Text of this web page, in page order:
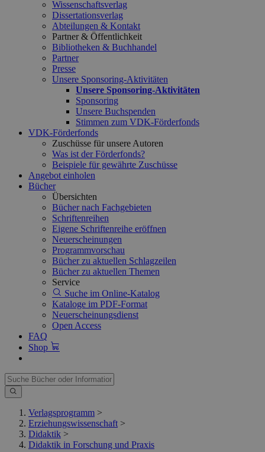
Wissenschaftsverlag
Dissertationsverlag
Abteilungen & Kontakt
Partner & Öffentlichkeit
Bibliotheken & Buchhandel
Partner
Presse
Unsere Sponsoring-Aktivitäten
Unsere Sponsoring-Aktivitäten
Sponsoring
Unsere Buchspenden
Stimmen zum VDK-Förderfonds
VDK-Förderfonds
Zuschüsse für unsere Autoren
Was ist der Förderfonds?
Beispiele für gewährte Zuschüsse
Angebot einholen
Bücher
Übersichten
Bücher nach Fachgebieten
Schriftenreihen
Eigene Schriftenreihe eröffnen
Neuerscheinungen
Programmvorschau
Bücher zu aktuellen Schlagzeilen
Bücher zu aktuellen Themen
Service
Suche im Online-Katalog
Kataloge im PDF-Format
Neuerscheinungsdienst
Open Access
FAQ
Shop
Verlagsprogramm >
Erziehungswissenschaft >
Didaktik >
Didaktik in Forschung und Praxis